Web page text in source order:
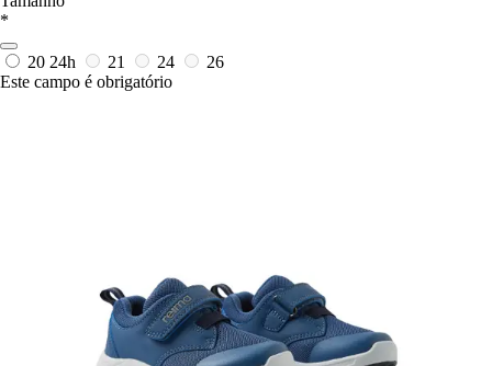
*
20 24h 21 24
26
Este campo é obrigatório